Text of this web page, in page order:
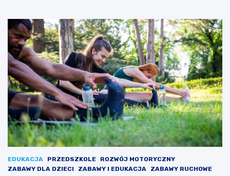
EDUKACJA PRZEDSZKOLE
ROZWÓJ MOTORYCZNY
ZABAWY DLA DZIECI
ZABAWY I EDUKACJA ZABAWY RUCHOWE